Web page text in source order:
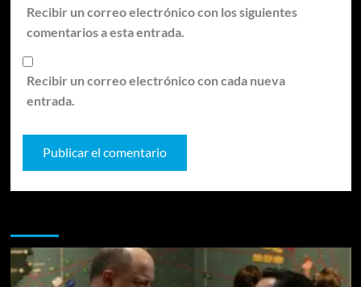
Recibir un correo electrónico con los siguientes
comentarios a esta entrada.
Recibir un correo electrónico con cada nueva
entrada.